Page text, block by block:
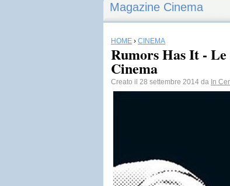
Magazine Cinema
HOME › CINEMA
Rumors Has It -
Cinema
Creato il 28 settembre 2014 da In